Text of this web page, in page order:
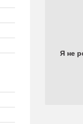
Я не